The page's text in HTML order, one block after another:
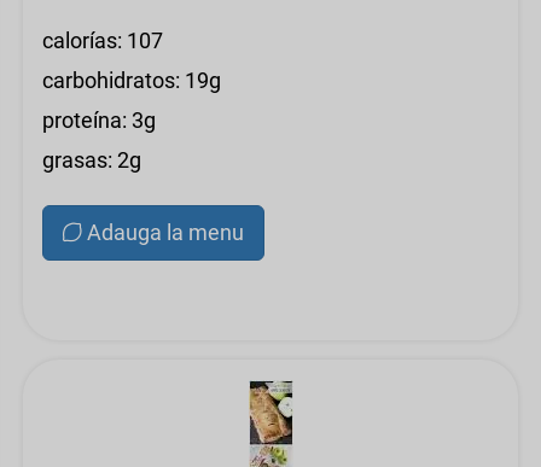
calorías: 107
carbohidratos: 19g
proteína: 3g
grasas: 2g
Adauga la menu